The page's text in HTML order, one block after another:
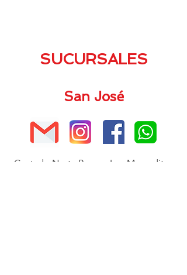
SUCURSALES
San José
Costado Norte Parque Los Mercaditos